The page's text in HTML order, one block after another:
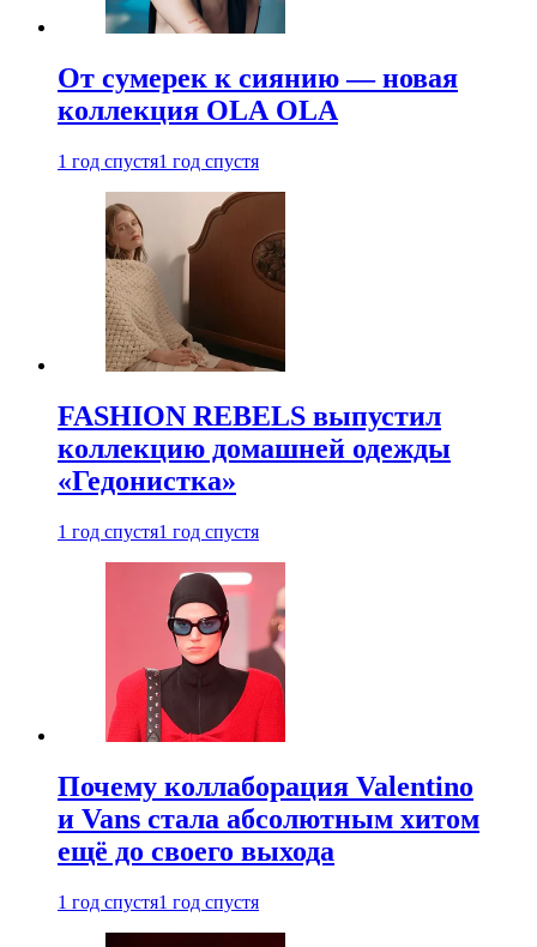
От сумерек к сиянию — новая
коллекция OLA OLA
1 год спустя1 год спустя
FASHION REBELS выпустил
коллекцию домашней одежды
«Гедонистка»
1 год спустя1 год спустя
Почему коллаборация Valentino
и Vans стала абсолютным хитом
ещё до своего выхода
1 год спустя1 год спустя